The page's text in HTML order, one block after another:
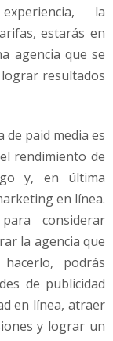
la
estarás en
agencia que se
resultados
de paid media es
rendimiento de
y, en última
en línea.
considerar
la agencia que
podrás
de publicidad
en línea, atraer
y lograr un